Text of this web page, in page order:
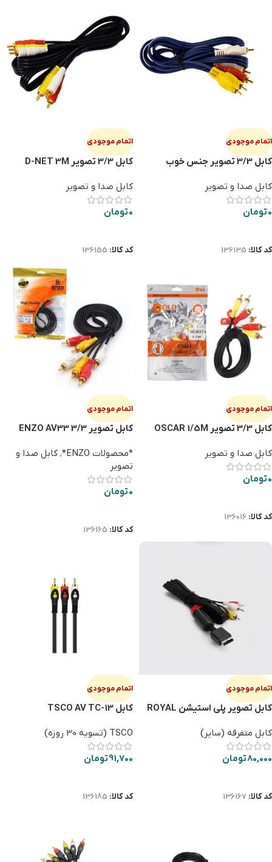
اتمام موجودی
كابل 3/3 تصوير جنس خوب
کابل صدا و تصویر
0تومان
کد کالا: 136135
اتمام موجودی
کابل 3/3 تصویر D-NET 3M
کابل صدا و تصویر
0تومان
کد کالا: 136155
اتمام موجودی
کابل 3/3 تصویر OSCAR 1/5M
کابل صدا و تصویر
0تومان
کد کالا: 136016
اتمام موجودی
کابل تصویر 3/3 ENZO AV33
*محصولات ENZO*
, کابل صدا و
تصویر
0تومان
کد کالا: 136165
اتمام موجودی
کابل تصویر پلی استیشن ROYAL
کابل متفرقه (سایر)
80,000تومان
کد کالا: 136167
اتمام موجودی
کابل TSCO AV TC-13
TSCO (تسویه 30 روزه)
91,700تومان
کد کالا: 136185